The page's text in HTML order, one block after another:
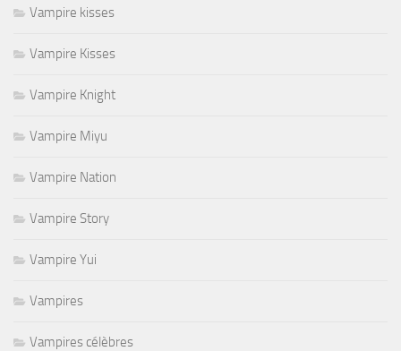
Vampire kisses
Vampire Kisses
Vampire Knight
Vampire Miyu
Vampire Nation
Vampire Story
Vampire Yui
Vampires
Vampires célèbres